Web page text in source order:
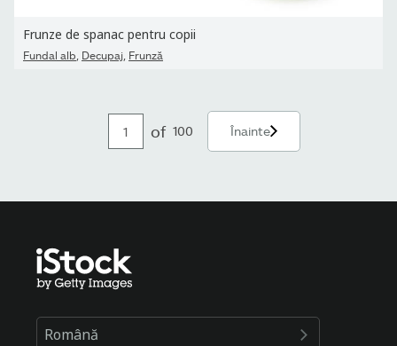
Frunze de spanac pentru copii
Fundal alb, Decupaj, Frunză
of 100 Înainte
Română